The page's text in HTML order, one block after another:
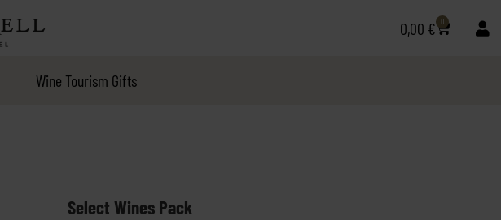
0,00 € 0
Wine Tourism Gifts
Select Wines Pack